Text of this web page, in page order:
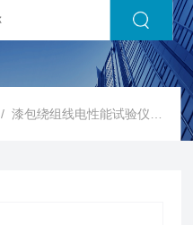
/漆包绕组线电性能试验仪器 /